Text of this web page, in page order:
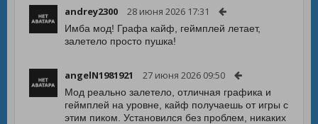
andrey2300 28 июня 2026 17:31
Имба мод! Графа кайф, геймплей летает,
залетело просто пушка!
angelN1981921 27 июня 2026 09:50
Мод реально залетело, отличная графика и
геймплей на уровне, кайф получаешь от игры с
этим пиком. Установился без проблем, никаких